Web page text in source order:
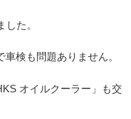
た。
検も問題ありません。
オイルクーラー」も交